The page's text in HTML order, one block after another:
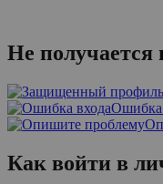
Не получается
Ошибка
Как войти в